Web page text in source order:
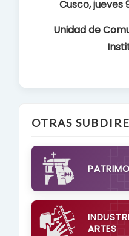
Cusco, jueves
Unidad de
OTRAS
ARTES